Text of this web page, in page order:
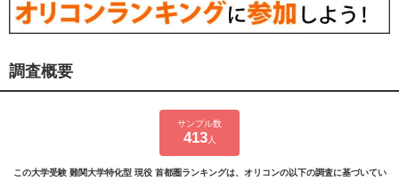
調査概要
サンプル数
413人
この大学受験 難関大学特化型 現役 首都圏ランキングは、オリコンの以下の調査に基づいてい